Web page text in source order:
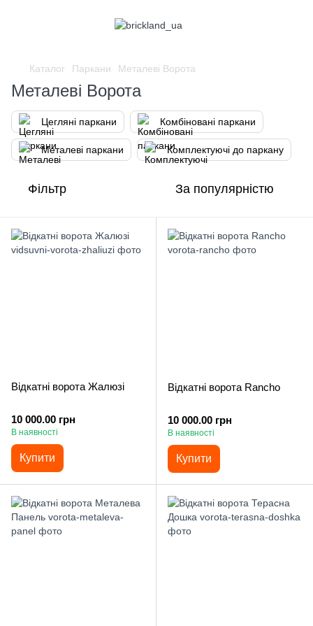
Каталог Паркани Металеві Ворота
Металеві Ворота
Цегляні паркани Комбіновані паркани
Металеві паркани Комплектуючі до паркану
Фільтр За популярністю
Відкатні ворота Жалюзі
10 000.00 грн
В наявності
Купити
Відкатні ворота Rancho
10 000.00 грн
В наявності
Купити